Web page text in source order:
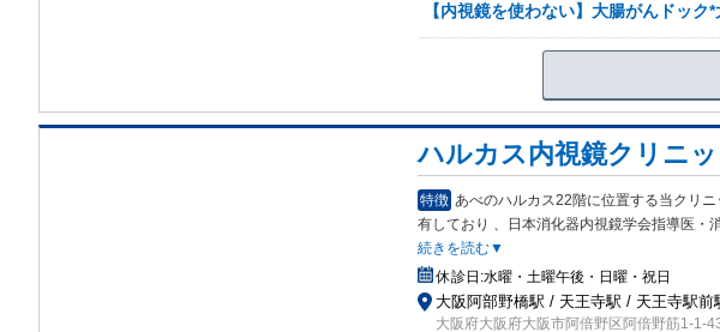
【内視鏡を使わない】大腸がんドック
ハルカス内視鏡クリニッ
特徴 あべのハルカス22階に位置する当クリ
有しており 、日本消化器内視鏡学会指導医・
続きを読む▼
休診日:水曜・土曜午後・日曜・祝日
大阪阿部野橋駅 / 天王寺駅 / 天王寺駅前
大阪府大阪府大阪市阿倍野区阿倍野筋1-1-